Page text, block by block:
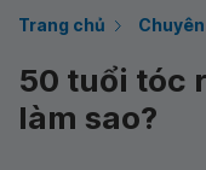
Trang chủ
50 tuổi tóc
làm sao?